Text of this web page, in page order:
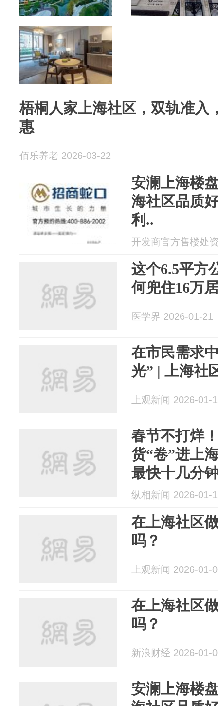
梧桐人家上海社区，双轨准入
惠
佰乐养老 2026-03-22
安澜上海楼
海社区品质
利..
开发商官方售楼处
这个6.5平方
何兜住16万
医学界 2026-01-21
在市民需求
光” | 上海社
上观新闻 2026-01-
春节不打烊
货“卷”进上
最快十几分
纵相新闻 2026-01-
在上海社区
吗？
上观新闻 2026-01-
在上海社区
吗？
新浪财经 2026-01-
安澜上海楼